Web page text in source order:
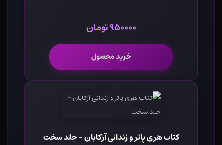
۹۵۰۰۰۰ تومان
خرید محصول
کتاب هری پاتر و زندانی آزکابان - جلد سخت